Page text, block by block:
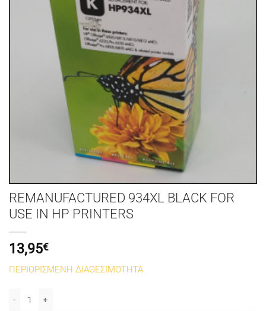
REMANUFACTURED 934XL BLACK FOR
USE IN HP PRINTERS
13,95€
ΠΕΡΙΟΡΙΣΜΕΝΗ ΔΙΑΘΕΣΙΜΟΤΗΤΑ
REMANUFACTURED 934XL BLACK FOR USE IN HP PRINTERS